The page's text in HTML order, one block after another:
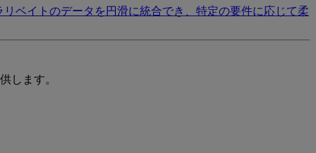
ベイトのデータを円滑に統合でき、特定の要件に応じて柔
します。